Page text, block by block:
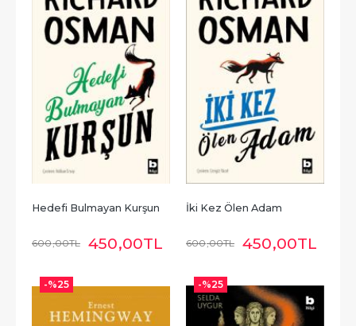
Hedefi Bulmayan Kurşun
600,00TL 450,00TL
İki Kez Ölen Adam
600,00TL 450,00TL
-%25 -%25